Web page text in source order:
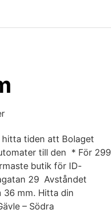
tiden att Bolaget
till den * För 299
butik för ID-
29 Avståndet
36 mm. Hitta din
– Södra